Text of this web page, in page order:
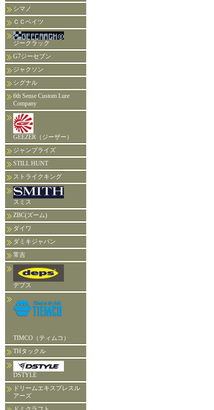
シマノ
ＣＣベイツ
ジークラック
G7ジーセブン
ジャクソン
シグナル
6th Sense Custom Lure
Company
GEEZER（ジーザー）
ジャンプライズ
STILL HUNT
ストライクキング
スミス
ZBC(ズーム)
ダイワ
ダミキジャパン
常吉
デプス
TIMCO（ティムコ）
THタックル
DSTYLE
ドリームエキスプレスル
アーズ